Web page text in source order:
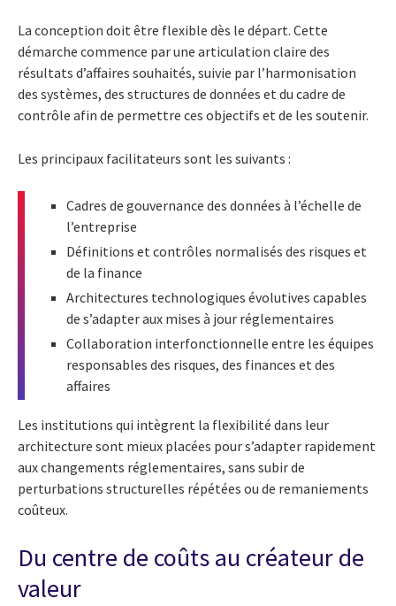
La conception doit être flexible dès le départ. Cette
démarche commence par une articulation claire des
résultats d’affaires souhaités, suivie par l’harmonisation
des systèmes, des structures de données et du cadre de
contrôle afin de permettre ces objectifs et de les soutenir.
Les principaux facilitateurs sont les suivants :
Cadres de gouvernance des données à l’échelle de
l’entreprise
Définitions et contrôles normalisés des risques et
de la finance
Architectures technologiques évolutives capables
de s’adapter aux mises à jour réglementaires
Collaboration interfonctionnelle entre les équipes
responsables des risques, des finances et des
affaires
Les institutions qui intègrent la flexibilité dans leur
architecture sont mieux placées pour s’adapter rapidement
aux changements réglementaires, sans subir de
perturbations structurelles répétées ou de remaniements
coûteux.
Du centre de coûts au créateur de
valeur